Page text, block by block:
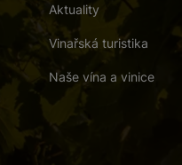
Aktuality
Vinařská turistika
Naše vína a vinice